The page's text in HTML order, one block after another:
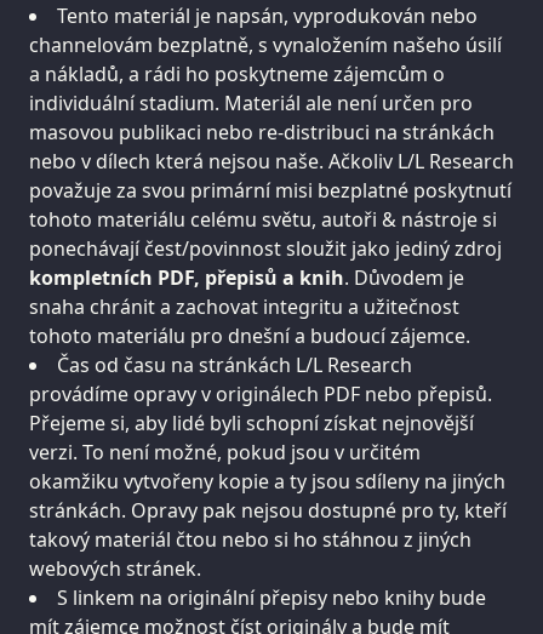
Tento materiál je napsán, vyprodukován nebo
channelovám bezplatně, s vynaložením našeho úsilí
a nákladů, a rádi ho poskytneme zájemcům o
individuální stadium. Materiál ale není určen pro
masovou publikaci nebo re-distribuci na stránkách
nebo v dílech která nejsou naše. Ačkoliv L/L Research
považuje za svou primární misi bezplatné poskytnutí
tohoto materiálu celému světu, autoři & nástroje si
ponechávají čest/povinnost sloužit jako jediný zdroj
kompletních PDF, přepisů a knih. Důvodem je
snaha chránit a zachovat integritu a užitečnost
tohoto materiálu pro dnešní a budoucí zájemce.
Čas od času na stránkách L/L Research
provádíme opravy v originálech PDF nebo přepisů.
Přejeme si, aby lidé byli schopní získat nejnovější
verzi. To není možné, pokud jsou v určitém
okamžiku vytvořeny kopie a ty jsou sdíleny na jiných
stránkách. Opravy pak nejsou dostupné pro ty, kteří
takový materiál čtou nebo si ho stáhnou z jiných
webových stránek.
S linkem na originální přepisy nebo knihy bude
mít zájemce možnost číst originály a bude mít